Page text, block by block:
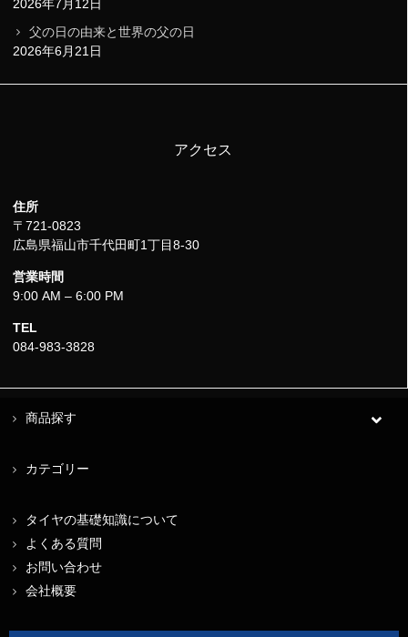
2026年7月12日
父の日の由来と世界の父の日
2026年6月21日
アクセス
住所
〒721-0823
広島県福山市千代田町1丁目8-30
営業時間
9:00 AM – 6:00 PM
TEL
084-983-3828
商品探す
カテゴリー
タイヤの基礎知識について
よくある質問
お問い合わせ
会社概要